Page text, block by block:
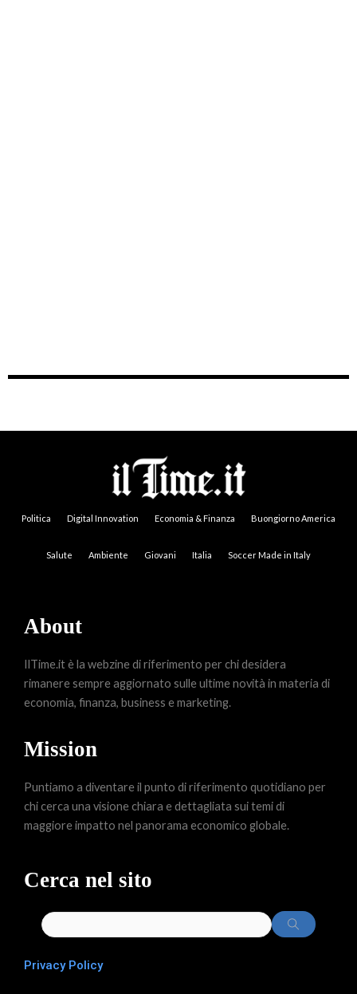
Politica Digital Innovation Economia & Finanza Buongiorno America
Salute Ambiente Giovani Italia Soccer Made in Italy
About
IlTime.it è la webzine di riferimento per chi desidera
rimanere sempre aggiornato sulle ultime novità in materia di
economia, finanza, business e marketing.
Mission
Puntiamo a diventare il punto di riferimento quotidiano per
chi cerca una visione chiara e dettagliata sui temi di
maggiore impatto nel panorama economico globale.
Cerca nel sito
Privacy Policy